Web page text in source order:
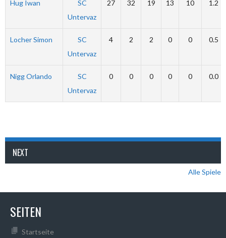
Hug Iwan
SC
Untervaz
27 32 19 13 10 1.2
Locher Simon
SC
Untervaz
4 2 2 0 0 0.5
Nigg Orlando
SC
Untervaz
0 0 0 0 0 0.0
NEXT
Alle Spiele
SEITEN
Startseite